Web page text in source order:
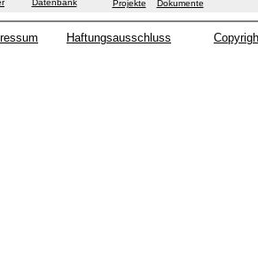
Datenbank
Projekte
Dokumente
Haftungsausschluss